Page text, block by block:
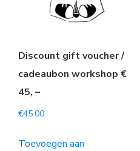
Discount gift voucher /
cadeaubon workshop €
45, –
€45.00
Toevoegen aan